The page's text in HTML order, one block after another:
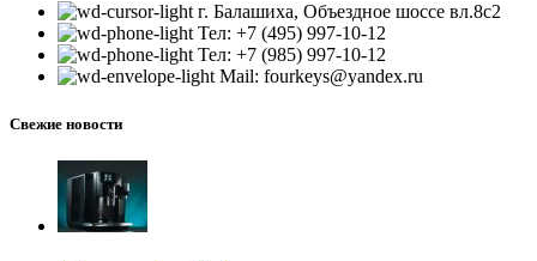
г. Балашиха, Объездное шоссе вл.8c2
Тел: +7 (495) 997-10-12
Тел: +7 (985) 997-10-12
Mail: fourkeys@yandex.ru
Свежие новости